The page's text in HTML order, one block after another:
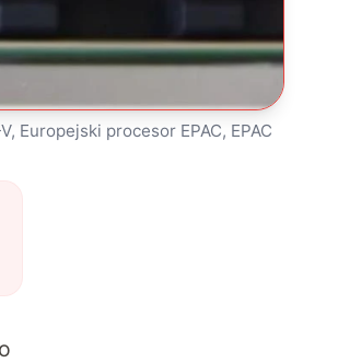
Europejski procesor EPAC, EPAC